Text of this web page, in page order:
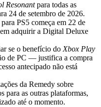
Resonantpara todas as
24 de setembro de 2026.
PS5 começa em 22 de
adquirir a Digital Deluxe
se o benefício do Xbox Play
de PC — justifica a compra
antecipado não está
da Remedy sobre
para as outras plataformas,
até o momento.